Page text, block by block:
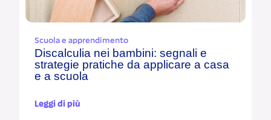
Scuola e apprendimento
Discalculia nei bambini: segnali e
strategie pratiche da applicare a casa
e a scuola
Leggi di più